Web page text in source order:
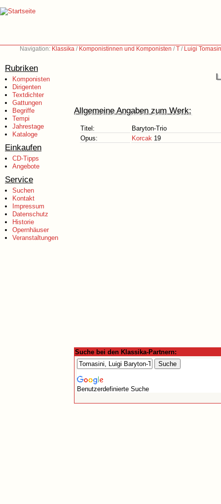
Navigation: Klassika / Komponistinnen und Komponisten /T / Luigi
Rubriken
Komponisten
Dirigenten
Textdichter
Gattungen
Begriffe
Tempi
Jahrestage
Kataloge
Einkaufen
CD-Tipps
Angebote
Service
Suchen
Kontakt
Impressum
Datenschutz
Historie
Opernhäuser
Veranstaltungen
Allgemeine Angaben zum Werk:
Titel:
Baryton-Trio
Opus:
Korcak 19
Suche bei den Klassika-Partnern:
Benutzerdefinierte Suche